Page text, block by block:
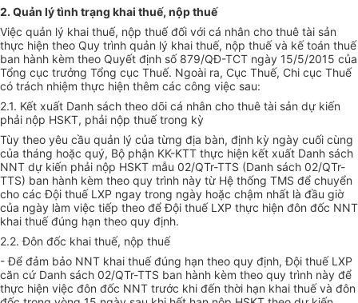
2. Quản lý tình trạng khai thuế, nộp thuế
Việc quản lý khai thuế, nộp thuế đối với cá nhân cho thuê tài sản
thực hiện theo Quy trình quản lý khai thuế, nộp thuế và kế toán thuế
ban hành kèm theo Quyết định số 879/QĐ-TCT ngày 15/5/2015 của
Tổng cục trưởng Tổng cục Thuế. Ngoài ra, Cục Thuế, Chi cục Thuế
có trách nhiệm thực hiện thêm các công việc sau:
2.1. Kết xuất Danh sách theo dõi cá nhân cho thuê tài sản dự kiến
phải nộp HSKT, phải nộp thuế trong kỳ
Tùy theo yêu cầu quản lý của từng địa bàn, định kỳ ngày cuối cùng
của tháng hoặc quý, Bộ phận KK-KTT thực hiện kết xuất Danh sách
NNT dự kiến phải nộp HSKT mẫu 02/QTr-TTS (Danh sách 02/QTr-
TTS) ban hành kèm theo quy trình này từ Hệ thống TMS để chuyển
cho các Đội thuế LXP ngay trong ngày hoặc chậm nhất là đầu giờ
của ngày làm việc tiếp theo để Đội thuế LXP thực hiện đôn đốc NNT
khai thuế đúng hạn theo quy định.
2.2. Đôn đốc khai thuế, nộp thuế
- Để đảm bảo NNT khai thuế đúng hạn theo quy định, Đội thuế LXP
căn cứ Danh sách 02/QTr-TTS ban hành kèm theo quy trình này để
thực hiện việc đôn đốc NNT trước khi đến thời hạn khai thuế và đôn